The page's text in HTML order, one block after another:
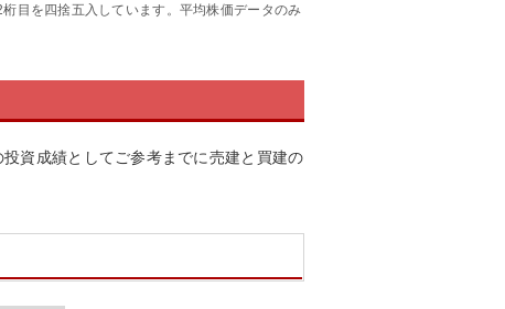
目を四捨五入しています。平均株価データのみ
資成績としてご参考までに売建と買建の